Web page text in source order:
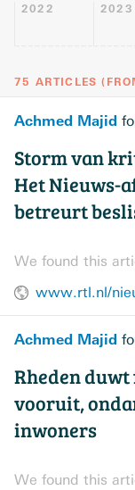
2022 2023
75 ARTICLES (
Achmed Majid
Storm van
Het Nieuws-
betreurt
We found this
Achmed Majid
Rheden
vooruit,
inwoners
We found this